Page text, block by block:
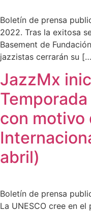
Boletín de prensa
2022. Tras la exitosa
Basement de
jazzistas cerrarán su
JazzMx
con motivo
abril)
Boletín de prensa
La UNESCO cree en